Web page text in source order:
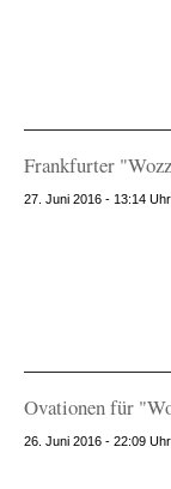
Frankfurter
27. Juni 2016 - 13:14 Uhr
Ovationen für
26. Juni 2016 - 22:09 Uhr